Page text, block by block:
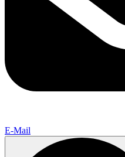
E-Mail